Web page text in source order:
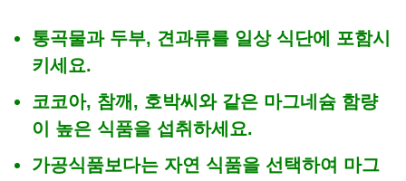
통곡물과 두부, 견과류를 일상 식단에 포함시
키세요.
코코아, 참깨, 호박씨와 같은 마그네슘 함량
이 높은 식품을 섭취하세요.
가공식품보다는 자연 식품을 선택하여 마그